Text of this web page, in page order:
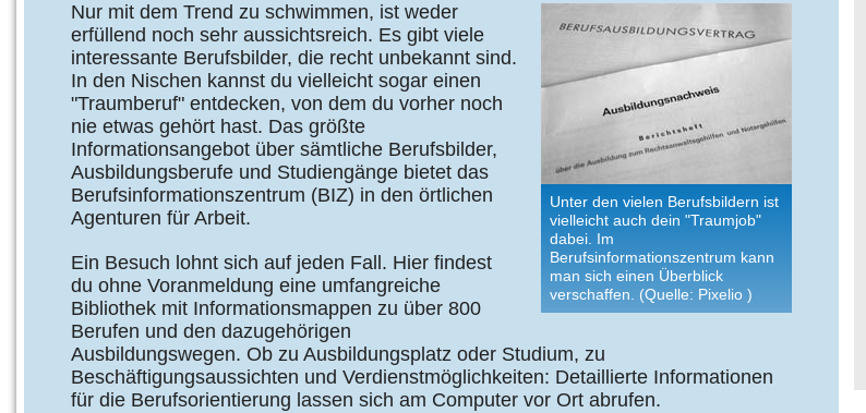
Unter den vielen Berufsbildern ist
vielleicht auch dein "Traumjob"
dabei. Im
Berufsinformationszentrum kann
man sich einen Überblick
verschaffen. (Quelle: Pixelio )
Nur mit dem Trend zu schwimmen, ist weder
erfüllend noch sehr aussichtsreich. Es gibt viele
interessante Berufsbilder, die recht unbekannt sind.
In den Nischen kannst du vielleicht sogar einen
"Traumberuf" entdecken, von dem du vorher noch
nie etwas gehört hast. Das größte
Informationsangebot über sämtliche Berufsbilder,
Ausbildungsberufe und Studiengänge bietet das
Berufsinformationszentrum (BIZ) in den örtlichen
Agenturen für Arbeit.
Ein Besuch lohnt sich auf jeden Fall. Hier findest
du ohne Voranmeldung eine umfangreiche
Bibliothek mit Informationsmappen zu über 800
Berufen und den dazugehörigen
Ausbildungswegen. Ob zu Ausbildungsplatz oder Studium, zu
Beschäftigungsaussichten und Verdienstmöglichkeiten: Detaillierte Informationen
für die Berufsorientierung lassen sich am Computer vor Ort abrufen.